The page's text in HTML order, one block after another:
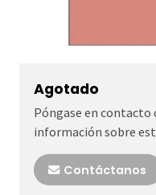
Agotado
Póngase en contacto
información sobre
Contáctanos